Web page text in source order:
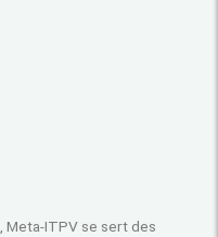
Meta-ITPV se sert des